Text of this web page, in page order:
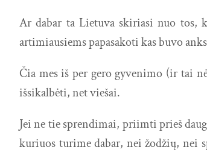
Ar dabar ta Lietuva skiriasi nuo tos,
artimiausiems papasakoti kas buvo
Čia mes iš per gero gyvenimo (ir tai
išsikalbėti, net viešai.
Jei ne tie sprendimai, priimti prieš
kuriuos turime dabar, nei žodžių, nei